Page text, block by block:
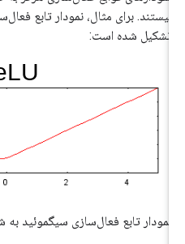
تشکیل شده است:
نمودار تابع فعال‌سازی سیگموئید به